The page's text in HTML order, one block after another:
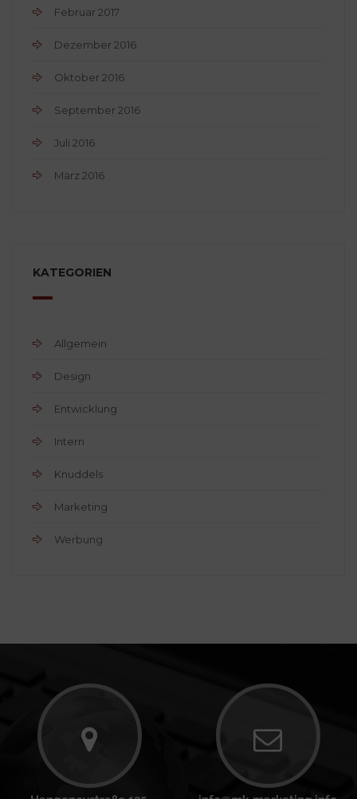
Februar 2017
Dezember 2016
Oktober 2016
September 2016
Juli 2016
März 2016
KATEGORIEN
Allgemein
Design
Entwicklung
Intern
Knuddels
Marketing
Werbung